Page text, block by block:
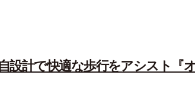
設計で快適な歩行をアシスト『